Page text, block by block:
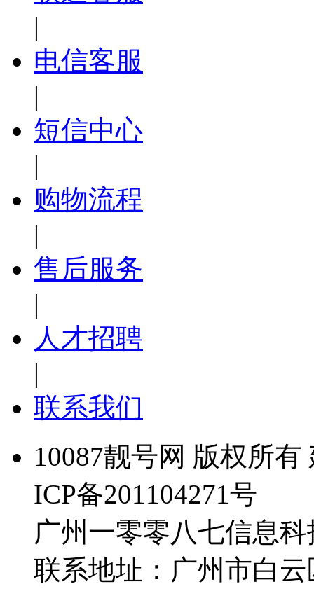
|
电信客服
|
短信中心
|
购物流程
|
售后服务
|
人才招聘
|
联系我们
10087靓号网 版权所
ICP备201104271号
广州一零零八七信息
联系地址：广州市白